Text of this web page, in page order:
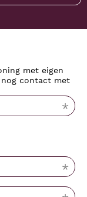
met eigen
nog contact met